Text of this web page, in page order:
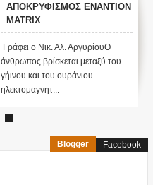
ΑΠΟΚΡΥΦΙΣΜΟΣ ΕΝΑΝΤΙΟΝ
MATRIX
Γράφει ο Νικ. Αλ. ΑργυρίουΟ
άνθρωπος βρίσκεται μεταξύ του
γήινου και του ουράνιου
ηλεκτομαγνητ...
Blogger Facebook